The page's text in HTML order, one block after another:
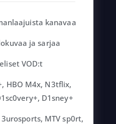
kanavaa
ja sarjaa
VOD:t
HBO M4x, N3tflix,
D1sney+
MTV sp0rt,